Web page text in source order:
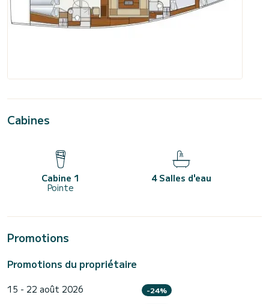
Cabines
Cabine 1
Pointe
4 Salles d'eau
Promotions
Promotions du propriétaire
15 - 22 août 2026 -24%